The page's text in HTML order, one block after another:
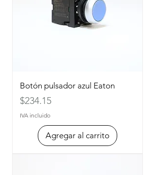
Botón pulsador azul Eaton
Precio
$234.15
IVA incluido
Agregar al carrito